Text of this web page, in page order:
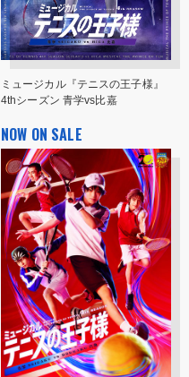
ミュージカル『テニスの王子様』
4thシーズン 青学vs比嘉
NOW ON SALE